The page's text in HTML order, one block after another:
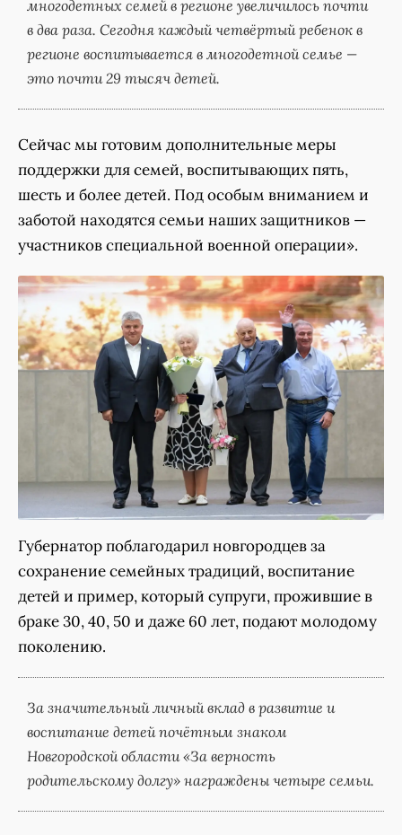
многодетных семей в регионе увеличилось почти
в два раза. Сегодня каждый четвёртый ребенок в
регионе воспитывается в многодетной семье —
это почти 29 тысяч детей.
Сейчас мы готовим дополнительные меры
поддержки для семей, воспитывающих пять,
шесть и более детей. Под особым вниманием и
заботой находятся семьи наших защитников —
участников специальной военной операции».
Губернатор поблагодарил новгородцев за
сохранение семейных традиций, воспитание
детей и пример, который супруги, прожившие в
браке 30, 40, 50 и даже 60 лет, подают молодому
поколению.
За значительный личный вклад в развитие и
воспитание детей почётным знаком
Новгородской области «За верность
родительскому долгу» награждены четыре семьи.